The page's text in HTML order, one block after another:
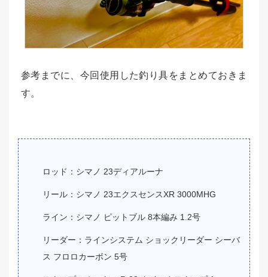
参考までに、今回使用した釣り具をまとめておきま
す。
ロッド：シマノ 23ディアルーナ
リール：シマノ 23エクスセンスXR 3000MHG
ライン：シマノ ピットブル 8本編み 1.2号
リーダー：ラインシステム ショックリーダー シーバ
ス フロロカーボン 5号